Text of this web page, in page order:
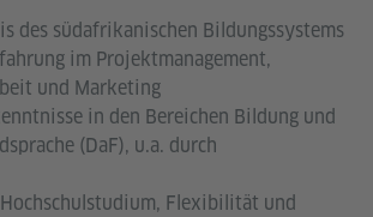
des südafrikanischen Bildungssystems
im Projektmanagement,
und Marketing
in den Bereichen Bildung und
(DaF), u.a. durch
Hochschulstudium, Flexibilität und